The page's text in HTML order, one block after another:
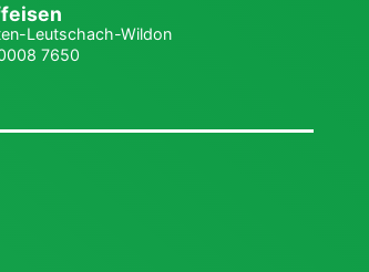
Leutschach-Wildon
7650